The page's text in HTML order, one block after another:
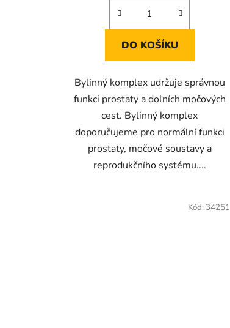
DO KOŠÍKU
Bylinný komplex udržuje správnou
funkci prostaty a dolních močových
cest. Bylinný komplex
doporučujeme pro normální funkci
prostaty, močové soustavy a
reprodukčního systému....
Kód: 34251